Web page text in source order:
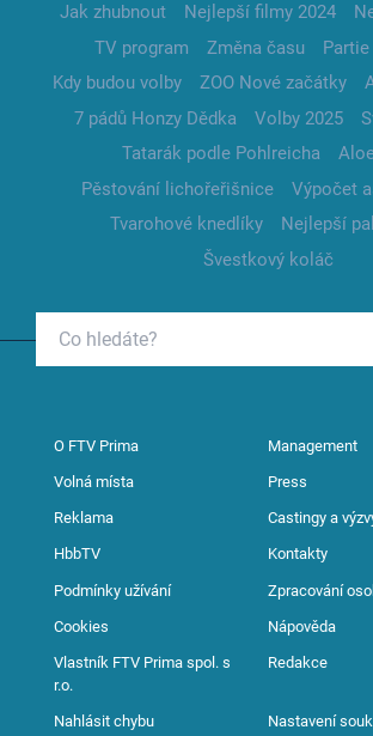
Jak zhubnout Nejlepší filmy 2024
TV program
Změna času Partie
Kdy budou volby
ZOO Nové začátky
7 pádů Honzy Dědka
Volby 2025
Tatarák podle Pohlreicha
Pěstování lichořeřišnice
Výpočet
Tvarohové knedlíky
Nejlepší
Švestkový koláč
O FTV Prima Management
Volná místa Press
Reklama Castingy a
HbbTV Kontakty
Podmínky užívání Zpracování
Cookies Nápověda
Vlastník FTV Prima spol. s
r.o.
Redakce
Nahlásit chybu Nastavení